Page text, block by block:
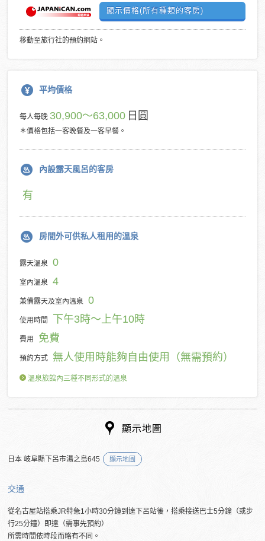
顯示價格(所有種類的客房)
移動至旅行社的預約網站。
平均價格
每人每晚 30,900～63,000 日圓
＊價格包括一客晚餐及一客早餐。
內設露天風呂的客房
有
房間外可供私人租用的溫泉
露天溫泉 0
室內溫泉 4
兼備露天及室內溫泉 0
使用時間 下午3時～上午10時
費用 免費
預約方式 無人使用時能夠自由使用（無需預約）
溫泉旅館內三種不同形式的溫泉
顯示地圖
日本 岐阜縣下呂市湯之島645 顯示地圖
交通
從名古屋站搭乘JR特急1小時30分鐘到達下呂站後，搭乘接送巴士5分鐘（或步
行25分鐘）即達（需事先預約）
所需時間依時段而略有不同。